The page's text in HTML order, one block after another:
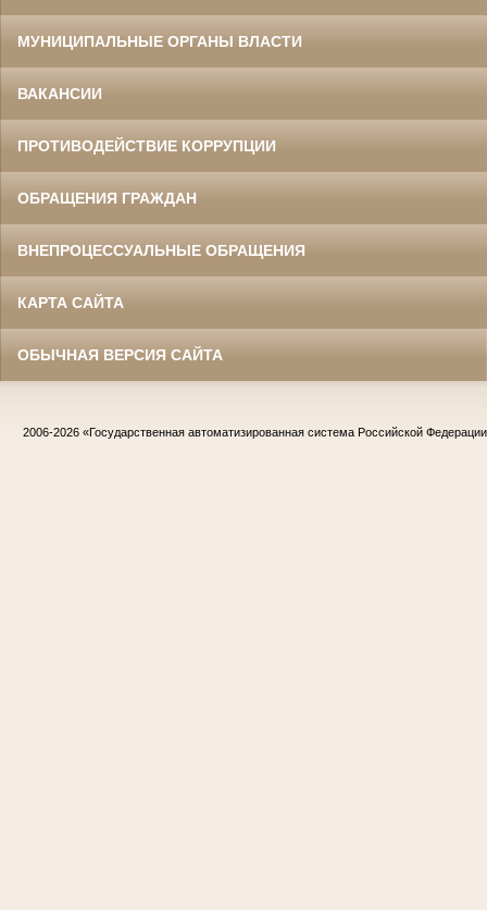
МУНИЦИПАЛЬНЫЕ ОРГАНЫ ВЛАСТИ
ВАКАНСИИ
ПРОТИВОДЕЙСТВИЕ КОРРУПЦИИ
ОБРАЩЕНИЯ ГРАЖДАН
ВНЕПРОЦЕССУАЛЬНЫЕ ОБРАЩЕНИЯ
КАРТА САЙТА
ОБЫЧНАЯ ВЕРСИЯ САЙТА
2006-2026 «Государственная автоматизированная система Российской